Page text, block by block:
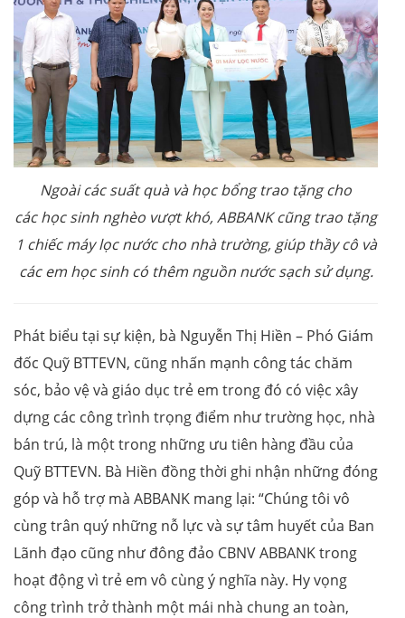
Ngoài các suất quà và học bổng trao tặng cho
các học sinh nghèo vượt khó, ABBANK cũng trao tặng
1 chiếc máy lọc nước cho nhà trường, giúp thầy cô và
các em học sinh có thêm nguồn nước sạch sử dụng.
Phát biểu tại sự kiện, bà Nguyễn Thị Hiền – Phó Giám
đốc Quỹ BTTEVN, cũng nhấn mạnh công tác chăm
sóc, bảo vệ và giáo dục trẻ em trong đó có việc xây
dựng các công trình trọng điểm như trường học, nhà
bán trú, là một trong những ưu tiên hàng đầu của
Quỹ BTTEVN. Bà Hiền đồng thời ghi nhận những đóng
góp và hỗ trợ mà ABBANK mang lại: “Chúng tôi vô
cùng trân quý những nỗ lực và sự tâm huyết của Ban
Lãnh đạo cũng như đông đảo CBNV ABBANK trong
hoạt động vì trẻ em vô cùng ý nghĩa này. Hy vọng
công trình trở thành một mái nhà chung an toàn,